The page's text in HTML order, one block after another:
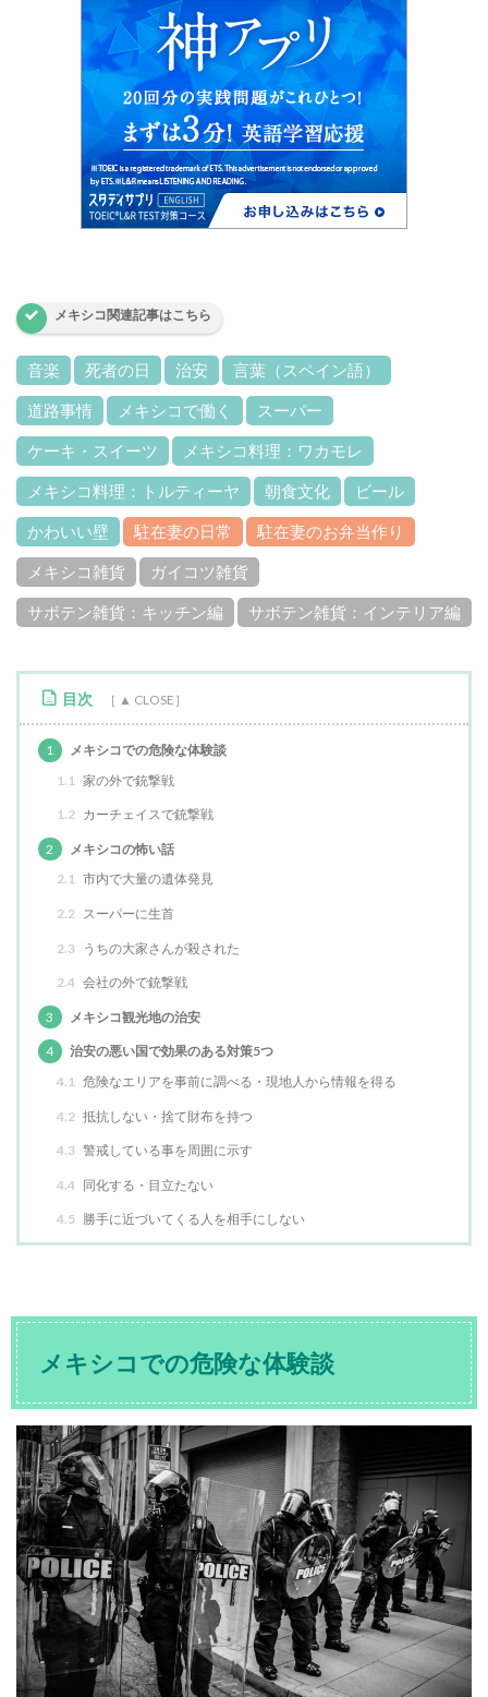
メキシコ関連記事はこちら
音楽 死者の日 治安 言葉（スペイン語）
道路事情 メキシコで働く スーパー
ケーキ・スイーツ メキシコ料理：ワカモレ
メキシコ料理：トルティーヤ 朝食文化 ビール
かわいい壁 駐在妻の日常 駐在妻のお弁当作り
メキシコ雑貨 ガイコツ雑貨
サボテン雑貨：キッチン編 サボテン雑貨：インテリア編
目次
1
メキシコでの危険な体験談
1.1 家の外で銃撃戦
1.2 カーチェイスで銃撃戦
2
メキシコの怖い話
2.1 市内で大量の遺体発見
2.2 スーパーに生首
2.3 うちの大家さんが殺された
2.4 会社の外で銃撃戦
3 メキシコ観光地の治安
4
治安の悪い国で効果のある対策5つ
4.1 危険なエリアを事前に調べる・現地人から情報を得る
4.2 抵抗しない・捨て財布を持つ
4.3 警戒している事を周囲に示す
4.4 同化する・目立たない
4.5 勝手に近づいてくる人を相手にしない
メキシコでの危険な体験談